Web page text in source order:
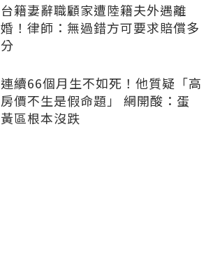
台籍妻辭職顧家遭陸籍夫外遇離
婚！律師：無過錯方可要求賠償多
分
連續66個月生不如死！他質疑「高
房價不生是假命題」 網開酸：蛋
黃區根本沒跌